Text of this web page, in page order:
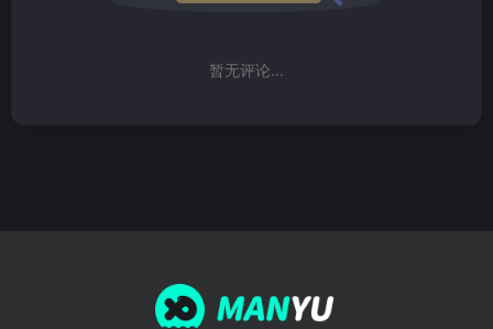
暂无评论...